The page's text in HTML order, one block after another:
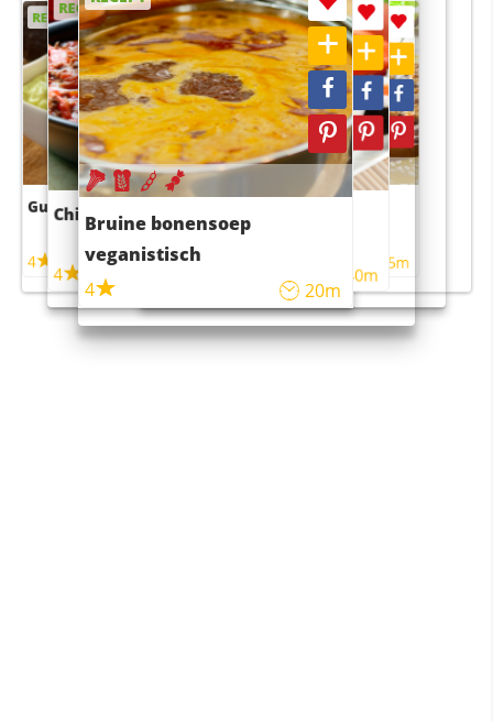
RECEPT
Guacamole
4
RECEPT
Chili con carne
4
Bruine bonensoep
veganistisch
4
20m
RECEPT
Sushi rijstsalade
maaltijdsalade
40m
RECEPT
4 55m